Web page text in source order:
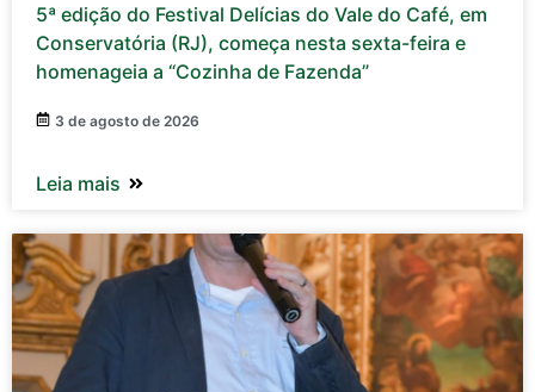
5ª edição do Festival Delícias do Vale do Café, em
Conservatória (RJ), começa nesta sexta-feira e
homenageia a “Cozinha de Fazenda”
3 de agosto de 2026
Leia mais